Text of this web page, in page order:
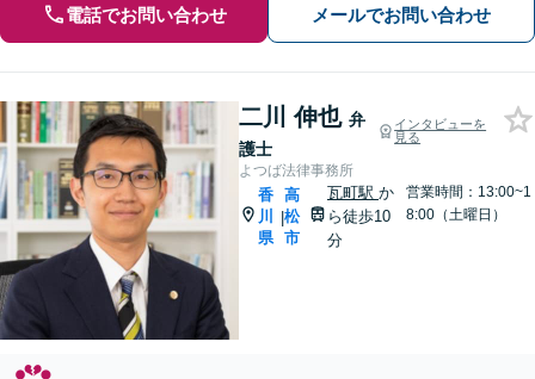
電話でお問い合わせ メールでお問い合わせ
二川 伸也 弁
護士
インタビューを
見る
よつば法律事務所
香
川
県
|
高
松
市
瓦町駅 か
ら徒歩10
分
営業時間：13:00~1
8:00（土曜日）